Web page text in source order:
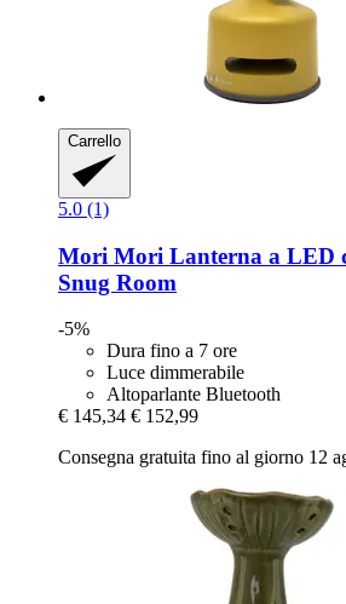
Carrello
5.0 (1)
Mori Mori Lanterna a LED
Snug Room
-5%
Dura fino a 7 ore
Luce dimmerabile
Altoparlante Bluetooth
€ 145,34 € 152,99
Consegna gratuita fino al giorno 12